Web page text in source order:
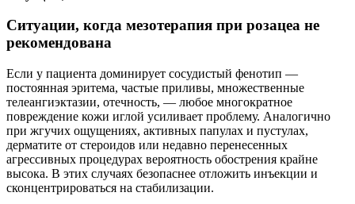
Ситуации, когда мезотерапия при розацеа не
рекомендована
Если у пациента доминирует сосудистый фенотип —
постоянная эритема, частые приливы, множественные
телеангиэктазии, отечность, — любое многократное
повреждение кожи иглой усиливает проблему. Аналогично
при жгучих ощущениях, активных папулах и пустулах,
дерматите от стероидов или недавно перенесенных
агрессивных процедурах вероятность обострения крайне
высока. В этих случаях безопаснее отложить инъекции и
сконцентрироваться на стабилизации.